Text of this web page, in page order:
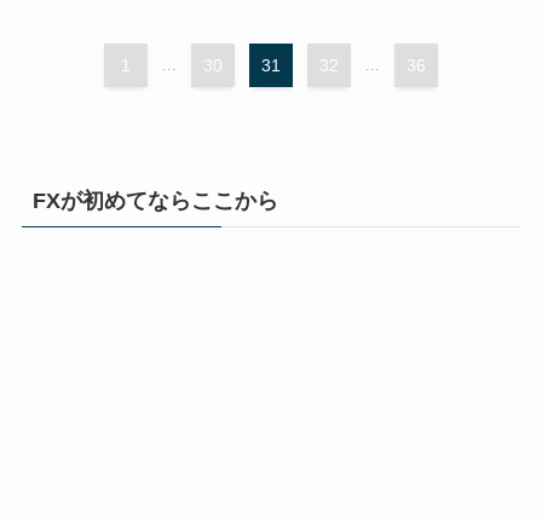
1 ... 30 31 32 ... 36
FXが初めてならここから